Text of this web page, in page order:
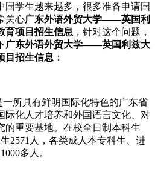
国学生越来越多，很多准备申请国
关心广东外语外贸大学——英国利
育项目招生信息 ，针对这个问题，
广东外语外贸大学——英国利兹大
目招生信息 ：
所具有鲜明国际化特色的广东省
际化人才培养和外国语言文化、对
的重要基地。在校全日制本科生
2571人，各类成人本专科生、进
多人。